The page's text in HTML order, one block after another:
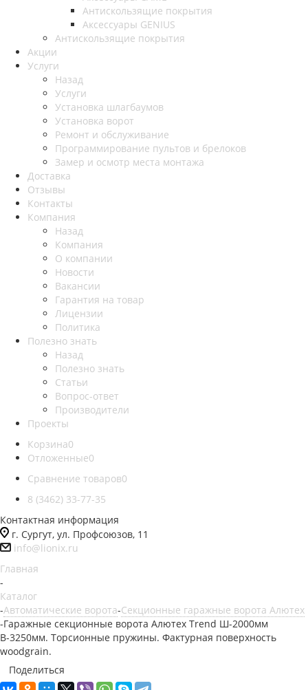
Антискользящие покрытия
Аксессуары GENIUS
Антискользящие покрытия
Акции
Услуги
Назад
Услуги
Установка шлагбаумов
Установка ворот
Ремонт и обслуживание
Программирование пультов и брелоков
Замер и осмотр места монтажа
Доставка
Отзывы
Контакты
Компания
Назад
Компания
О компании
Новости
Вакансии
Гарантия на товар
Лицензии
Политика
Полезно знать
Назад
Полезно знать
Статьи
Вопрос-ответ
Производители
Проекты
Корзина0
Отложенные0
Сравнение товаров0
8 (3462) 33-77-35
Контактная информация
г. Сургут, ул. Профсоюзов, 11
info@lionix.ru
Главная
-
Каталог
-Автоматические ворота-Секционные гаражные ворота Алютех
-Гаражные секционные ворота Алютех Trend Ш-2000мм
В-3250мм. Торсионные пружины. Фактурная поверхность
woodgrain.
Поделиться